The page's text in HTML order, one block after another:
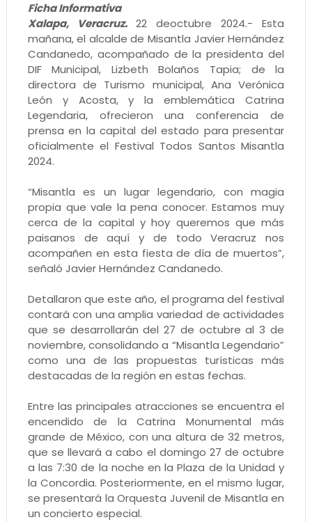
Ficha Informativa
Xalapa, Veracruz. 22 deoctubre 2024.- Esta
mañana, el alcalde de Misantla Javier Hernández
Candanedo, acompañado de la presidenta del
DIF Municipal, Lizbeth Bolaños Tapia; de la
directora de Turismo municipal, Ana Verónica
León y Acosta, y la emblemática Catrina
Legendaria, ofrecieron una conferencia de
prensa en la capital del estado para presentar
oficialmente el Festival Todos Santos Misantla
2024.
“Misantla es un lugar legendario, con magia
propia que vale la pena conocer. Estamos muy
cerca de la capital y hoy queremos que más
paisanos de aquí y de todo Veracruz nos
acompañen en esta fiesta de día de muertos”,
señaló Javier Hernández Candanedo.
Detallaron que este año, el programa del festival
contará con una amplia variedad de actividades
que se desarrollarán del 27 de octubre al 3 de
noviembre, consolidando a “Misantla Legendario”
como una de las propuestas turísticas más
destacadas de la región en estas fechas.
Entre las principales atracciones se encuentra el
encendido de la Catrina Monumental más
grande de México, con una altura de 32 metros,
que se llevará a cabo el domingo 27 de octubre
a las 7:30 de la noche en la Plaza de la Unidad y
la Concordia. Posteriormente, en el mismo lugar,
se presentará la Orquesta Juvenil de Misantla en
un concierto especial.